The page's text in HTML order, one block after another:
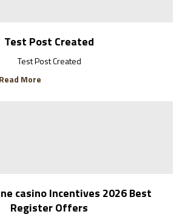
Test Post Created
Test Post Created
Read More
casino Incentives 2026 Best
Register Offers